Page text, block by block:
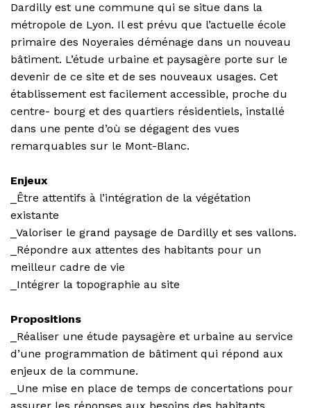
Dardilly est une commune qui se situe dans la
métropole de Lyon. Il est prévu que l’actuelle école
primaire des Noyeraies déménage dans un nouveau
bâtiment. L’étude urbaine et paysagère porte sur le
devenir de ce site et de ses nouveaux usages. Cet
établissement est facilement accessible, proche du
centre- bourg et des quartiers résidentiels, installé
dans une pente d’où se dégagent des vues
remarquables sur le Mont-Blanc.
Enjeux
_Être attentifs à l’intégration de la végétation
existante
_Valoriser le grand paysage de Dardilly et ses vallons.
_Répondre aux attentes des habitants pour un
meilleur cadre de vie
_Intégrer la topographie au site
Propositions
_Réaliser une étude paysagère et urbaine au service
d’une programmation de bâtiment qui répond aux
enjeux de la commune.
_Une mise en place de temps de concertations pour